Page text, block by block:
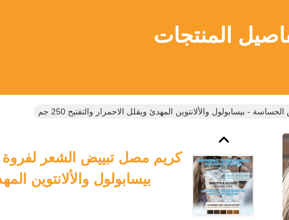
المنتجات
- بيسابولول والألانتوين المهدئ ويقلل الاحمرار والتفتيح 250 جم
كريم مصل تبييض الشعر
بيسابولول والألانتوين